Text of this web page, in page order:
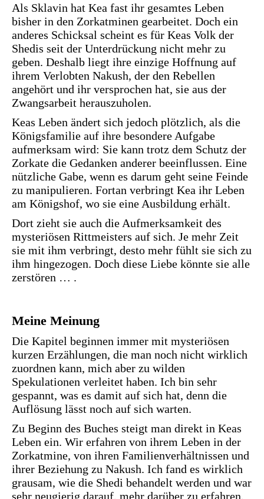
Als Sklavin hat Kea fast ihr gesamtes Leben
bisher in den Zorkatminen gearbeitet. Doch ein
anderes Schicksal scheint es für Keas Volk der
Shedis seit der Unterdrückung nicht mehr zu
geben. Deshalb liegt ihre einzige Hoffnung auf
ihrem Verlobten Nakush, der den Rebellen
angehört und ihr versprochen hat, sie aus der
Zwangsarbeit herauszuholen.
Keas Leben ändert sich jedoch plötzlich, als die
Königsfamilie auf ihre besondere Aufgabe
aufmerksam wird: Sie kann trotz dem Schutz der
Zorkate die Gedanken anderer beeinflussen. Eine
nützliche Gabe, wenn es darum geht seine Feinde
zu manipulieren. Fortan verbringt Kea ihr Leben
am Königshof, wo sie eine Ausbildung erhält.
Dort zieht sie auch die Aufmerksamkeit des
mysteriösen Rittmeisters auf sich. Je mehr Zeit
sie mit ihm verbringt, desto mehr fühlt sie sich zu
ihm hingezogen. Doch diese Liebe könnte sie alle
zerstören … .
Meine Meinung
Die Kapitel beginnen immer mit mysteriösen
kurzen Erzählungen, die man noch nicht wirklich
zuordnen kann, mich aber zu wilden
Spekulationen verleitet haben. Ich bin sehr
gespannt, was es damit auf sich hat, denn die
Auflösung lässt noch auf sich warten.
Zu Beginn des Buches steigt man direkt in Keas
Leben ein. Wir erfahren von ihrem Leben in der
Zorkatmine, von ihren Familienverhältnissen und
ihrer Beziehung zu Nakush. Ich fand es wirklich
grausam, wie die Shedi behandelt werden und war
sehr neugierig darauf, mehr darüber zu erfahren,